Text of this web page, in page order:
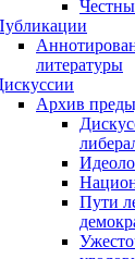
литературы
Архив
Пути